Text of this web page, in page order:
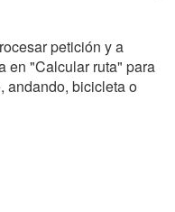
petición y a
en "Calcular ruta" para
andando, bicicleta o